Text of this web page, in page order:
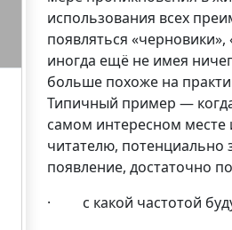
использования всех
появляться
иногда ещё не имея
больше похоже на
Типичный пример — когда
самом интересном месте
читателю,
появление, достаточно
· с какой частотой